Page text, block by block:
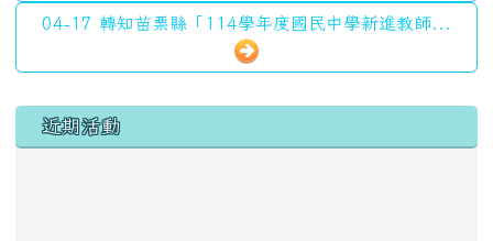
04-17 轉知苗栗縣「114學年度國民中學新進教師...
左邊區域內容
近期活動